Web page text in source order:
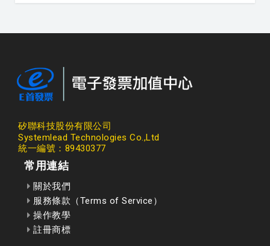
矽聯科技股份有限公司
Systemlead Technologies Co.,Ltd
統一編號：89430377
常用連結
關於我們
服務條款（Terms of Service）
操作教學
註冊商標